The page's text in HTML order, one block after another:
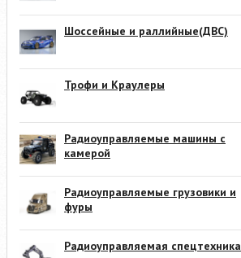
Шоссейные и раллийные(ДВС)
Трофи и Краулеры
Радиоуправляемые машины с
камерой
Радиоуправляемые грузовики и
фуры
Радиоуправляемая спецтехника